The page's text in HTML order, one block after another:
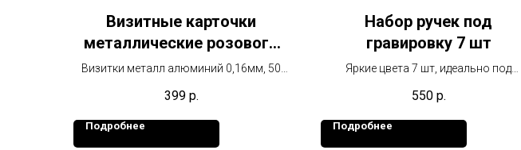
Визитные карточки
металлические розового
цвета
Визитки металл алюминий 0,16мм, 50
399 р.
Подробнее
Набор ручек под
гравировку 7 шт
Яркие цвета 7 шт, идеально под
550 р.
Подробнее